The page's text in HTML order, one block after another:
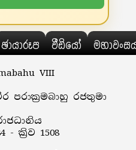
ඡායාරූප වීඩියෝ
පරාක්‍රමබාහු රජතුමා
- ක්‍රිව 1508